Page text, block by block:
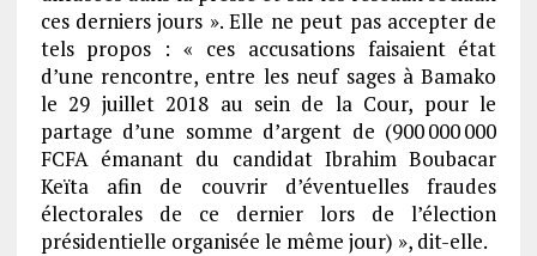
ces derniers jours ». Elle ne peut pas accepter de
tels propos : « ces accusations faisaient état
d’une rencontre, entre les neuf sages à Bamako
le 29 juillet 2018 au sein de la Cour, pour le
partage d’une somme d’argent de (900 000 000
FCFA émanant du candidat Ibrahim Boubacar
Keïta afin de couvrir d’éventuelles fraudes
électorales de ce dernier lors de l’élection
présidentielle organisée le même jour) », dit-elle.